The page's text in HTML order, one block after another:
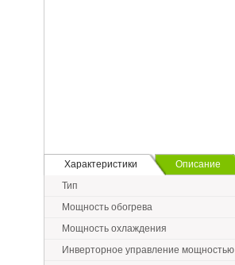
Характеристики
Описание
Тип
Мощность обогрева
Мощность охлаждения
Инверторное управление мощностью